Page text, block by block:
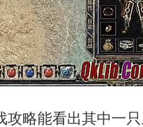
攻略能看出其中一